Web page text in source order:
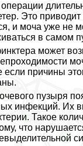
Это приводит
и моча уже не
в самом
может
если причины
пузыря
инфекций. Их
Такое
что